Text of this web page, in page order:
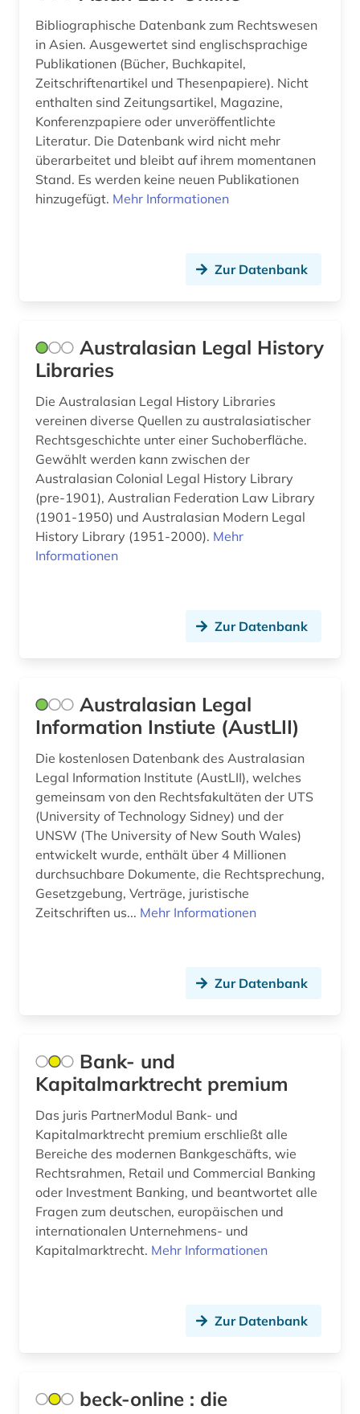
geschichte 1500-1900 (1)
geschichte 1740-1945 (1)
geschichte 1815-1914 (1)
geschichte 1817-1980 (1)
geschichte 1832-1978 (1)
geschichte 1918 - 1989 (1)
geschichte 1945-1999 (1)
geschichte 1945-2000 (1)
geschichtswissenschaft (1)
geschmacksmuster (3)
geschmacksmusterrecherche (2)
geschmacksmusterrecht (1)
gesellschaft (1)
gesetz gegen den unlauteren wettbewerb (1)
gesetzbuch (2)
gesetze (6)
gesetzentwurf (1)
gesetzeskommentare (1)
gesetzessammlung (1)
gesetzessammlungen (1)
gesetzestext (1)
gesetzsammlung (1)
gesundheitsrecht (3)
gewalt (2)
gewerbliche schutzrechte (4)
gewerblicher rechtsschutz (5)
gottfried wilhelm leibniz (1)
großbritannien (7)
Bibliographische Datenbank zum Rechtswesen
in Asien. Ausgewertet sind englischsprachige
Publikationen (Bücher, Buchkapitel,
Zeitschriftenartikel und Thesenpapiere). Nicht
enthalten sind Zeitungsartikel, Magazine,
Konferenzpapiere oder unveröffentlichte
Literatur. Die Datenbank wird nicht mehr
überarbeitet und bleibt auf ihrem momentanen
Stand. Es werden keine neuen Publikationen
hinzugefügt. Mehr Informationen
Zur Datenbank
Australasian Legal History
Libraries
Die Australasian Legal History Libraries
vereinen diverse Quellen zu australasiatischer
Rechtsgeschichte unter einer Suchoberfläche.
Gewählt werden kann zwischen der
Australasian Colonial Legal History Library
(pre-1901), Australian Federation Law Library
(1901-1950) und Australasian Modern Legal
History Library (1951-2000). Mehr
Informationen
Zur Datenbank
Australasian Legal
Information Instiute (AustLII)
Die kostenlosen Datenbank des Australasian
Legal Information Institute (AustLII), welches
gemeinsam von den Rechtsfakultäten der UTS
(University of Technology Sidney) und der
UNSW (The University of New South Wales)
entwickelt wurde, enthält über 4 Millionen
durchsuchbare Dokumente, die Rechtsprechung,
Gesetzgebung, Verträge, juristische
Zeitschriften us... Mehr Informationen
Zur Datenbank
Bank- und
Kapitalmarktrecht premium
Das juris PartnerModul Bank- und
Kapitalmarktrecht premium erschließt alle
Bereiche des modernen Bankgeschäfts, wie
Rechtsrahmen, Retail und Commercial Banking
oder Investment Banking, und beantwortet alle
Fragen zum deutschen, europäischen und
internationalen Unternehmens- und
Kapitalmarktrecht. Mehr Informationen
Zur Datenbank
beck-online : die